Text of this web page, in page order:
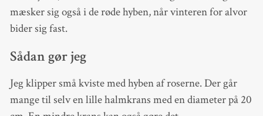
mæsker sig også i de røde hyben, når vinteren for alvor
bider sig fast.
Sådan gør jeg
Jeg klipper små kviste med hyben af roserne. Der går
mange til selv en lille halmkrans med en diameter på 20